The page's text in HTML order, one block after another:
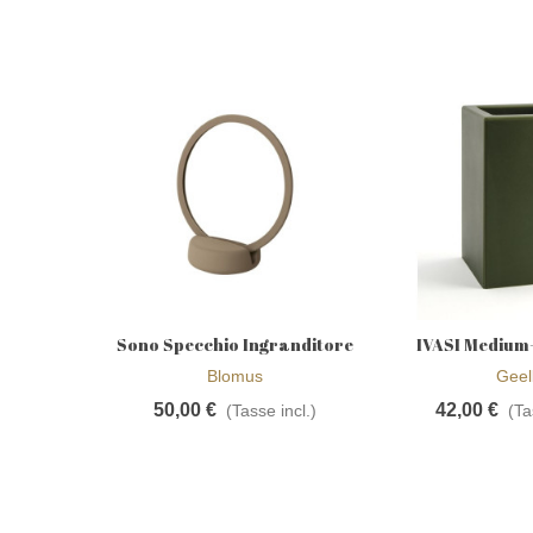
Aggiungi alla wishlist
Sono Specchio Ingranditore
da Appoggio Colore Tan,
Blomus
50,00 € (Tasse incl.)
Aggiungi
IVASI
morbido Color
42,00 €